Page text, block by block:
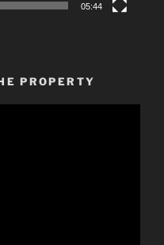
05:44
PROPERTY